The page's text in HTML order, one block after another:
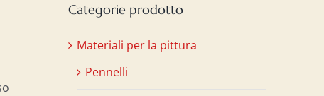
Categorie prodotto
Materiali per la pittura
Pennelli